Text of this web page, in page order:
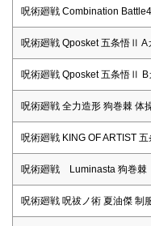
呪術廻戦 Combination
呪術廻戦 Qposket 五条悟Ⅱ A
呪術廻戦 Qposket 五条悟Ⅱ B
呪術廻戦 全力造形 狗巻棘 体
呪術廻戦 KING OF ARTIST
呪術廻戦 Luminasta 狗巻棘
呪術廻戦 呪祓ノ術 夏油傑 制